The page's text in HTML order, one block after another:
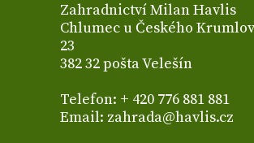
Zahradnictví Milan Havlis
Chlumec u Českého
23
382 32 pošta Velešín
Telefon: + 420 776 881 881
Email: zahrada@havlis.cz